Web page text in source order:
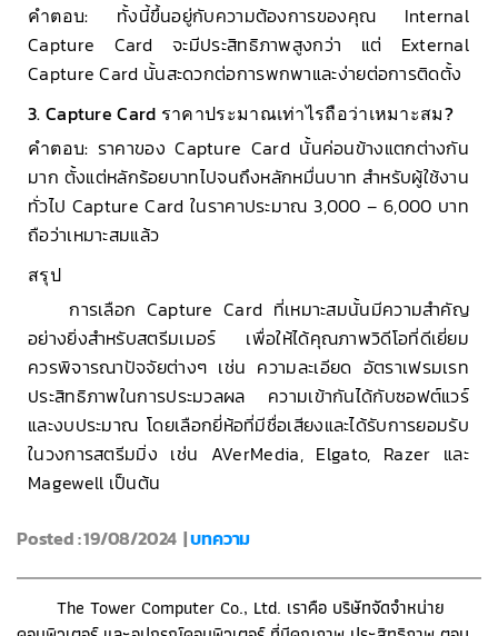
คำตอบ: ทั้งนี้ขึ้นอยู่กับความต้องการของคุณ Internal
Capture Card จะมีประสิทธิภาพสูงกว่า แต่ External
Capture Card นั้นสะดวกต่อการพกพาและง่ายต่อการติดตั้ง
3. Capture Card ราคาประมาณเท่าไรถือว่าเหมาะสม?
คำตอบ: ราคาของ Capture Card นั้นค่อนข้างแตกต่างกัน
มาก ตั้งแต่หลักร้อยบาทไปจนถึงหลักหมื่นบาท สำหรับผู้ใช้งาน
ทั่วไป Capture Card ในราคาประมาณ 3,000 – 6,000 บาท
ถือว่าเหมาะสมแล้ว
สรุป
การเลือก Capture Card ที่เหมาะสมนั้นมีความสำคัญ
อย่างยิ่งสำหรับสตรีมเมอร์ เพื่อให้ได้คุณภาพวิดีโอที่ดีเยี่ยม
ควรพิจารณาปัจจัยต่างๆ เช่น ความละเอียด อัตราเฟรมเรท
ประสิทธิภาพในการประมวลผล ความเข้ากันได้กับซอฟต์แวร์
และงบประมาณ โดยเลือกยี่ห้อที่มีชื่อเสียงและได้รับการยอมรับ
ในวงการสตรีมมิ่ง เช่น AVerMedia, Elgato, Razer และ
Magewell เป็นต้น
Posted : 19/08/2024 |บทความ
The Tower Computer Co., Ltd. เราคือ บริษัทจัดจำหน่าย